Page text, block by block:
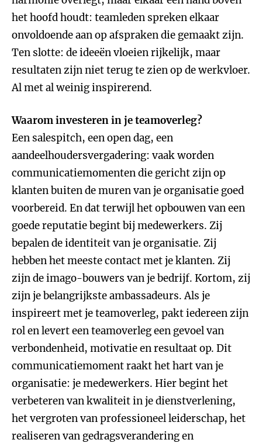
het hoofd houdt: teamleden spreken elkaar
onvoldoende aan op afspraken die gemaakt zijn.
Ten slotte: de ideeën vloeien rijkelijk, maar
resultaten zijn niet terug te zien op de werkvloer.
Al met al weinig inspirerend.
Waarom investeren in je teamoverleg?
Een salespitch, een open dag, een
aandeelhoudersvergadering: vaak worden
communicatiemomenten die gericht zijn op
klanten buiten de muren van je organisatie goed
voorbereid. En dat terwijl het opbouwen van een
goede reputatie begint bij medewerkers. Zij
bepalen de identiteit van je organisatie. Zij
hebben het meeste contact met je klanten. Zij
zijn de imago-bouwers van je bedrijf. Kortom, zij
zijn je belangrijkste ambassadeurs. Als je
inspireert met je teamoverleg, pakt iedereen zijn
rol en levert een teamoverleg een gevoel van
verbondenheid, motivatie en resultaat op. Dit
communicatiemoment raakt het hart van je
organisatie: je medewerkers. Hier begint het
verbeteren van kwaliteit in je dienstverlening,
het vergroten van professioneel leiderschap, het
realiseren van gedragsverandering en